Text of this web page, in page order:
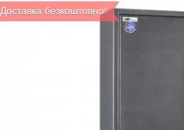
Доставка безкоштовно!